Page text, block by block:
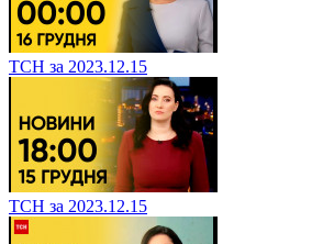
ТСН за 2023.12.15
ТСН за 2023.12.15